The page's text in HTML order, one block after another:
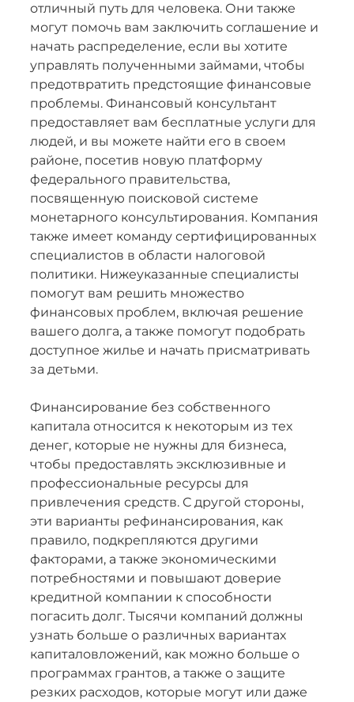
отличный путь для человека. Они также
могут помочь вам заключить соглашение и
начать распределение, если вы хотите
управлять полученными займами, чтобы
предотвратить предстоящие финансовые
проблемы. Финансовый консультант
предоставляет вам бесплатные услуги для
людей, и вы можете найти его в своем
районе, посетив новую платформу
федерального правительства,
посвященную поисковой системе
монетарного консультирования. Компания
также имеет команду сертифицированных
специалистов в области налоговой
политики. Нижеуказанные специалисты
помогут вам решить множество
финансовых проблем, включая решение
вашего долга, а также помогут подобрать
доступное жилье и начать присматривать
за детьми.
Финансирование без собственного
капитала относится к некоторым из тех
денег, которые не нужны для бизнеса,
чтобы предоставлять эксклюзивные и
профессиональные ресурсы для
привлечения средств. С другой стороны,
эти варианты рефинансирования, как
правило, подкрепляются другими
факторами, а также экономическими
потребностями и повышают доверие
кредитной компании к способности
погасить долг. Тысячи компаний должны
узнать больше о различных вариантах
капиталовложений, как можно больше о
программах грантов, а также о защите
резких расходов, которые могут или даже